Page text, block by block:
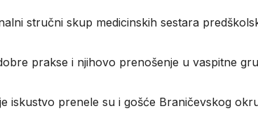
stručni skup medicinskih sestara
prakse i njihovo prenošenje u vaspitne
iskustvo prenele su i gošće Braničevskog